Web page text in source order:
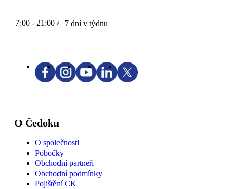
7:00 - 21:00 / 7 dní v týdnu
O Čedoku
O společnosti
Pobočky
Obchodní partneři
Obchodní podmínky
Pojištění CK